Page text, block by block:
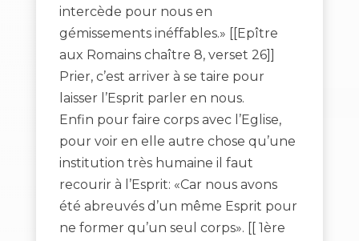
intercède pour nous en
gémissements inéffables.» [[Epître
aux Romains chaître 8, verset 26]]
Prier, c’est arriver à se taire pour
laisser l’Esprit parler en nous.
Enfin pour faire corps avec l’Eglise,
pour voir en elle autre chose qu’une
institution très humaine il faut
recourir à l’Esprit: «Car nous avons
été abreuvés d’un même Esprit pour
ne former qu’un seul corps». [[ 1ère